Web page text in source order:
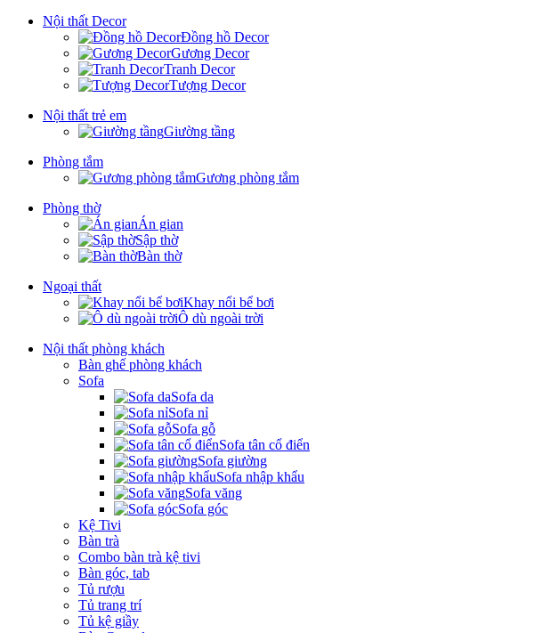
Nội thất Decor
Đồng hồ Decor
Gương Decor
Tranh Decor
Tượng Decor
Nội thất trẻ em
Giường tầng
Phòng tắm
Gương phòng tắm
Phòng thờ
Án gian
Sập thờ
Bàn thờ
Ngoại thất
Khay nổi bể bơi
Ô dù ngoài trời
Nội thất phòng khách
Bàn ghế phòng khách
Sofa
Sofa da
Sofa nỉ
Sofa gỗ
Sofa tân cổ điển
Sofa giường
Sofa nhập khẩu
Sofa văng
Sofa góc
Kệ Tivi
Bàn trà
Combo bàn trà kệ tivi
Bàn góc, tab
Tủ rượu
Tủ trang trí
Tủ kệ giầy